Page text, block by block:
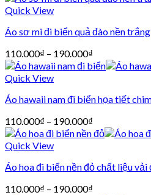
Quick View
Áo sơ mi đi biển quả đào nền trắng
110.000₫ – 190.000₫
Quick View
Áo hawaii nam đi biển họa tiết
110.000₫ – 190.000₫
Quick View
Áo hoa đi biển nền đỏ chất liệu vải
110.000₫ – 190.000₫